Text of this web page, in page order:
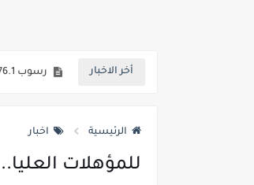
أخر الاخبار
لطلاب
الرئيسية اخبار
للمؤهلات